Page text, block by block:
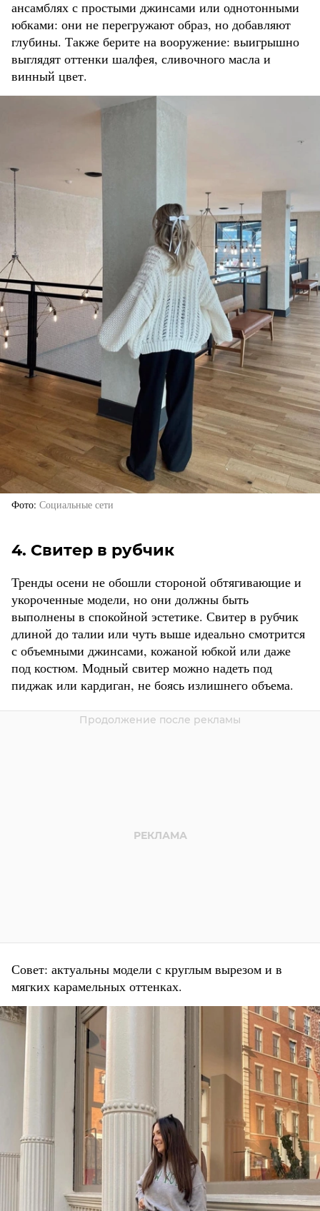
ансамблях с простыми джинсами или однотонными
юбками: они не перегружают образ, но добавляют
глубины. Также берите на вооружение: выигрышно
выглядят оттенки шалфея, сливочного масла и
винный цвет.
Фото Социальные сети
4. Свитер в рубчик
Тренды осени не обошли стороной обтягивающие и
укороченные модели, но они должны быть
выполнены в спокойной эстетике. Свитер в рубчик
длиной до талии или чуть выше идеально смотрится
с объемными джинсами, кожаной юбкой или даже
под костюм. Модный свитер можно надеть под
пиджак или кардиган, не боясь излишнего объема.
Совет: актуальны модели с круглым вырезом и в
мягких карамельных оттенках.